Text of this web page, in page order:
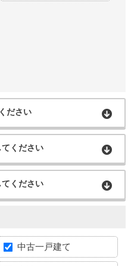
ださい
ください
ください
中古一戸建て